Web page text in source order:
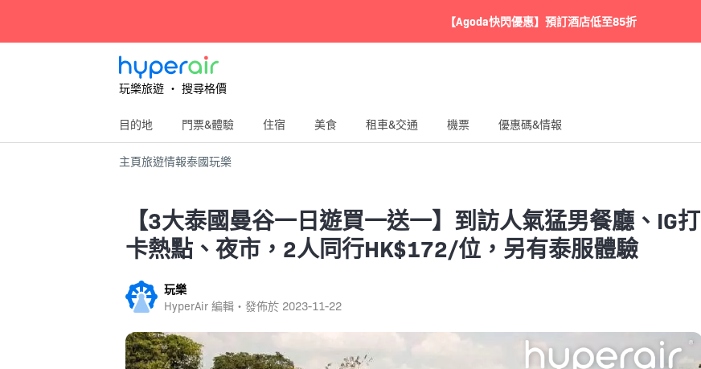
【Agoda快閃優惠】預訂酒店低至85折
玩樂旅遊 ‧ 搜尋格價
目的地 門票&體驗 住宿 美食 租車&交通 機票 優惠碼&情報
主頁旅遊情報泰國玩樂
【3大泰國曼谷一日遊買一送一】到訪人氣猛男餐廳、IG打
卡熱點、夜市，2人同行HK$172/位，另有泰服體驗
玩樂
HyperAir 編輯・發佈於 2023-11-22